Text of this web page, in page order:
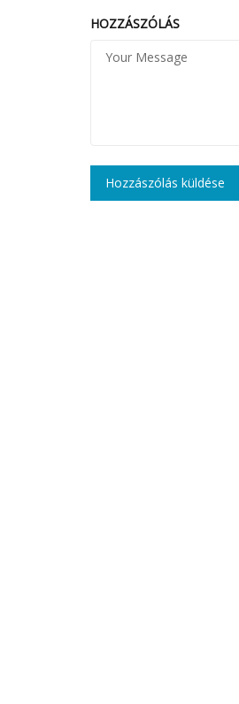
HOZZÁSZÓLÁS